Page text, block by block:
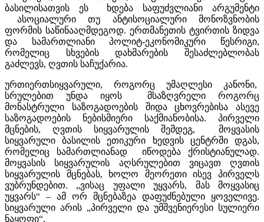
ბასილისათვის ეს ხდება საფუძვლიანი არგუმენტი
ასოციალური თუ ანტისოციალური მონოზვნობის
ფორმის საწინააღმდეგოდ. ერთმანეთის ტვირთის ზიდვა
და სამართლიანი პოლიტ-ეკონომიკური წესრიგი,
რომელიც სხვების დახმარების შესაძლებლობას
გაძლევს, ღვთის საჩუქარია.
ურთიერთსიყვარული, როგორც უმაღლესი კანონი,
სრულებით უნდა იყოს მსაზღვრელი როგორც
მონასტრული საზოგადოების შიდა ცხოვრებისა ასევე
საზოგადოების ნებისმიერი საქმიანობისა. პირველი
მცნების, ღვთის სიყვარულის შემდეგ, მოყვასის
სიყვარული ბასილის ეთიკური ხედვის ცენტრში დგას,
რომელიც სამართლიანად იწოდება ქრისტიანულად.
მოყვასის სიყვარულის აღსრულებით ვიცავთ ღვთის
სიყვარულის მცნებას, ხოლო მეორეთი ისევ პირველს
ვუბრუნდებით. „ვისაც უფალი უყვარს, მას მოყვასიც
უყვარს“ – ამ ორ მცნებაზეა დაფუძნებული ყოველივე.
სიყვარული არის „პირველი და უმშვენიერესი სულიერი
ნაყოფი“.